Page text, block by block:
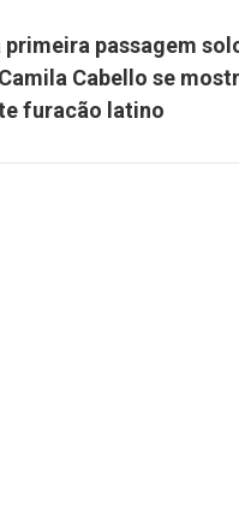
primeira passagem
Cabello se
furacão latino